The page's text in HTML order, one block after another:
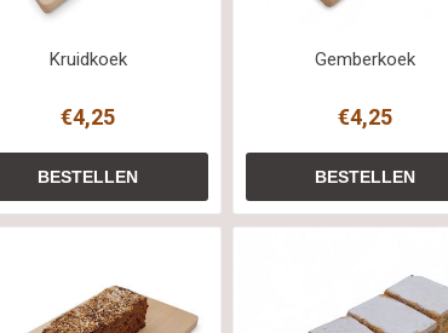
Kruidkoek
€4,25
Gemberkoek
€4,25